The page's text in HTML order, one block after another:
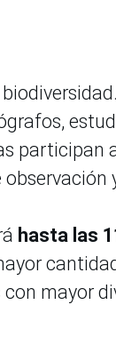
participan
hasta las
mayor